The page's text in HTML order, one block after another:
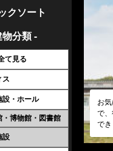
クソート
物分類 -
て見る
ス
設・ホール
・博物館・図書館
設
お
で
で